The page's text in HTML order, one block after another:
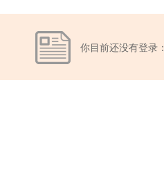
你目前还没有登录：